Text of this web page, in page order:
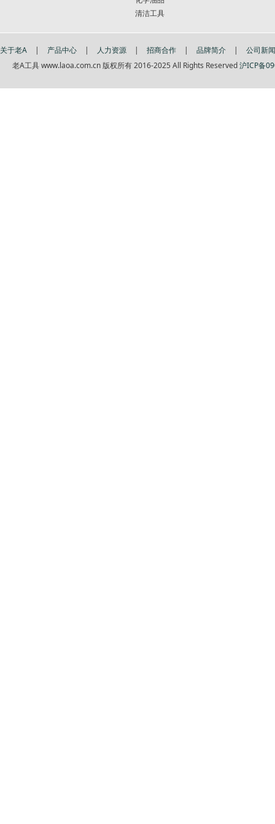
清洁工具
关于老A | 产品中心 | 人力资源 | 招商合作 | 品牌简介 |
公司新闻
老A工具 www.laoa.com.cn 版权所有 2016-2025 All Rights Reserved沪ICP备